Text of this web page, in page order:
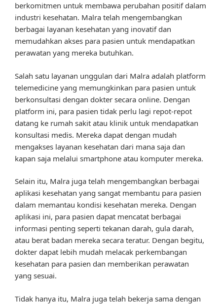
berkomitmen untuk membawa perubahan positif dalam
industri kesehatan. Malra telah mengembangkan
berbagai layanan kesehatan yang inovatif dan
memudahkan akses para pasien untuk mendapatkan
perawatan yang mereka butuhkan.
Salah satu layanan unggulan dari Malra adalah platform
telemedicine yang memungkinkan para pasien untuk
berkonsultasi dengan dokter secara online. Dengan
platform ini, para pasien tidak perlu lagi repot-repot
datang ke rumah sakit atau klinik untuk mendapatkan
konsultasi medis. Mereka dapat dengan mudah
mengakses layanan kesehatan dari mana saja dan
kapan saja melalui smartphone atau komputer mereka.
Selain itu, Malra juga telah mengembangkan berbagai
aplikasi kesehatan yang sangat membantu para pasien
dalam memantau kondisi kesehatan mereka. Dengan
aplikasi ini, para pasien dapat mencatat berbagai
informasi penting seperti tekanan darah, gula darah,
atau berat badan mereka secara teratur. Dengan begitu,
dokter dapat lebih mudah melacak perkembangan
kesehatan para pasien dan memberikan perawatan
yang sesuai.
Tidak hanya itu, Malra juga telah bekerja sama dengan